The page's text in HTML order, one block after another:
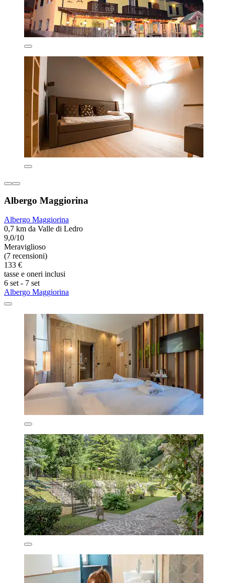
Albergo Maggiorina
Albergo Maggiorina
0,7 km da Valle di Ledro
9,0/10
Meraviglioso
(7 recensioni)
133 €
tasse e oneri inclusi
6 set - 7 set
Albergo Maggiorina